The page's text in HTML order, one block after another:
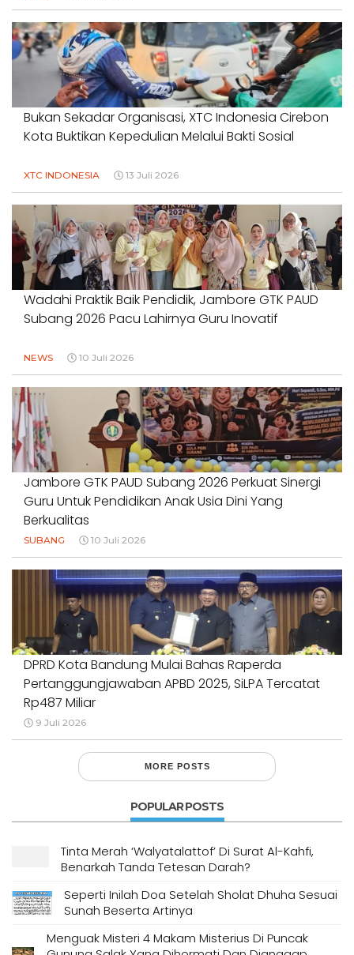
Bukan Sekadar Organisasi, XTC Indonesia Cirebon
Kota Buktikan Kepedulian Melalui Bakti Sosial
XTC INDONESIA 13 Juli 2026
Wadahi Praktik Baik Pendidik, Jambore GTK PAUD
Subang 2026 Pacu Lahirnya Guru Inovatif
NEWS 10 Juli 2026
Jambore GTK PAUD Subang 2026 Perkuat Sinergi
Guru Untuk Pendidikan Anak Usia Dini Yang
Berkualitas
SUBANG 10 Juli 2026
DPRD Kota Bandung Mulai Bahas Raperda
Pertanggungjawaban APBD 2025, SiLPA Tercatat
Rp487 Miliar
9 Juli 2026
MORE POSTS
POPULAR POSTS
Tinta Merah ‘Walyatalattof’ Di Surat Al-Kahfi,
Benarkah Tanda Tetesan Darah?
Seperti Inilah Doa Setelah Sholat Dhuha Sesuai
Sunah Beserta Artinya
Menguak Misteri 4 Makam Misterius Di Puncak